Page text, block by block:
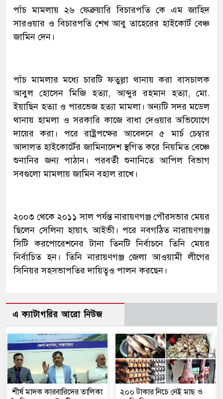
পাঁচ মামলায় ২৬ ফেব্রুয়ারি বিচারপতি কে এম জাহিদ
সারওয়ার ও বিচারপতি শেখ আবু তাহেরের হাইকোর্ট বেঞ্চ
জামিন দেন।
পাঁচ মামলার মধ্যে চারটি ফতুল্লা থানায় করা বাসচালক
আবুল হোসেন মিজি হত্যা, আব্দুর রহমান হত্যা, মো.
ইয়াছিন হত্যা ও পারভেজ হত্যা মামলা। অন্যটি সদর মডেল
থানায় হামলা ও সরকারি কাজে বাধা দেওয়ার অভিযোগে
দায়ের করা। পরে রাষ্ট্রপক্ষের আবেদনে ৫ মার্চ চেম্বার
আদালত হাইকোর্টের জামিনাদেশ স্থগিত করে নিয়মিত বেঞ্চে
শুনানির জন্য পাঠান। পরবর্তী শুনানিতে আপিল বিভাগ
সবগুলো মামলায় জামিন বহাল রাখে।
২০০৩ থেকে ২০১১ সাল পর্যন্ত নারায়ণগঞ্জ পৌরসভার মেয়র
ছিলেন সেলিনা হায়াৎ আইভী। পরে নবগঠিত নারায়ণগঞ্জ
সিটি করপোরেশনের টানা তিনটি নির্বাচনে তিনি মেয়র
নির্বাচিত হন। তিনি নারায়ণগঞ্জ জেলা আওয়ামী লীগের
সিনিয়র সহসভাপতির দায়িত্বও পালন করছেন।
এ ক্যাটাগরির আরো নিউজ
শীর্ষ মাদক কারবারিদের তালিকা
২০০ টাকার নিচে নেই মাছ ও